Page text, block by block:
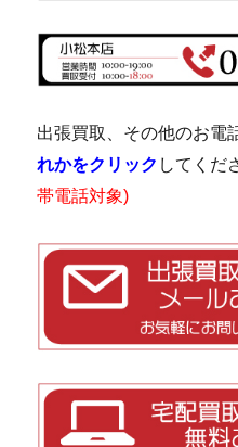
出張買取、その他のお電
れかをクリック してくだ
帯電話対象)